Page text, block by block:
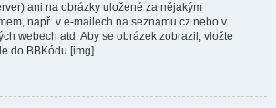
ani na obrázky uložené za nějakým
např. v e-mailech na seznamu.cz nebo v
webech atd. Aby se obrázek zobrazil, vložte
do BBKódu [img].